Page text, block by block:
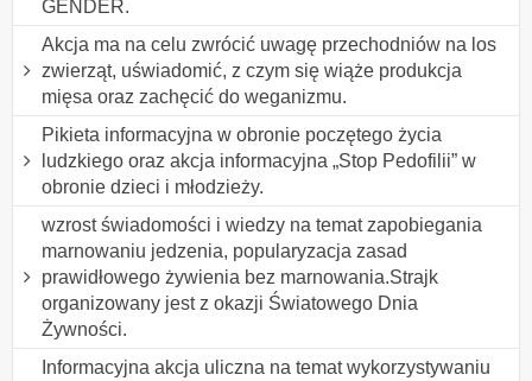
GENDER.
Akcja ma na celu zwrócić uwagę przechodniów na los
zwierząt, uświadomić, z czym się wiąże produkcja
mięsa oraz zachęcić do weganizmu.
Pikieta informacyjna w obronie poczętego życia
ludzkiego oraz akcja informacyjna „Stop Pedofilii” w
obronie dzieci i młodzieży.
wzrost świadomości i wiedzy na temat zapobiegania
marnowaniu jedzenia, popularyzacja zasad
prawidłowego żywienia bez marnowania.Strajk
organizowany jest z okazji Światowego Dnia
Żywności.
Informacyjna akcja uliczna na temat wykorzystywaniu